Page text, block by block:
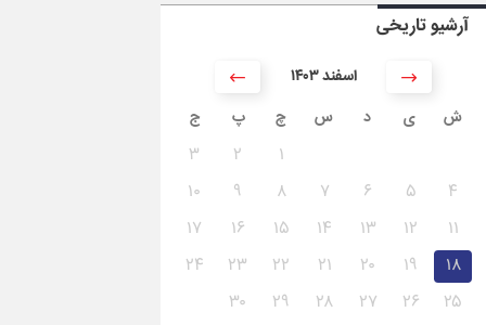
آرشیو تاریخی
۱۴۰۳ اسفند
ش
ی د س چ پ ج
۱ ۲
۳
۴
۵ ۶ ۷ ۸ ۹
۱۰
۱۱
۱۲ ۱۳ ۱۴ ۱۵ ۱۶
۱۷
۱۸
۱۹ ۲۰ ۲۱ ۲۲ ۲۳
۲۴
۲۵
۲۶ ۲۷ ۲۸ ۲۹ ۳۰